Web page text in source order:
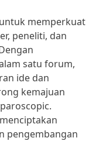
memperkuat
peneliti, dan
satu forum,
ide dan
kemajuan
pengembangan